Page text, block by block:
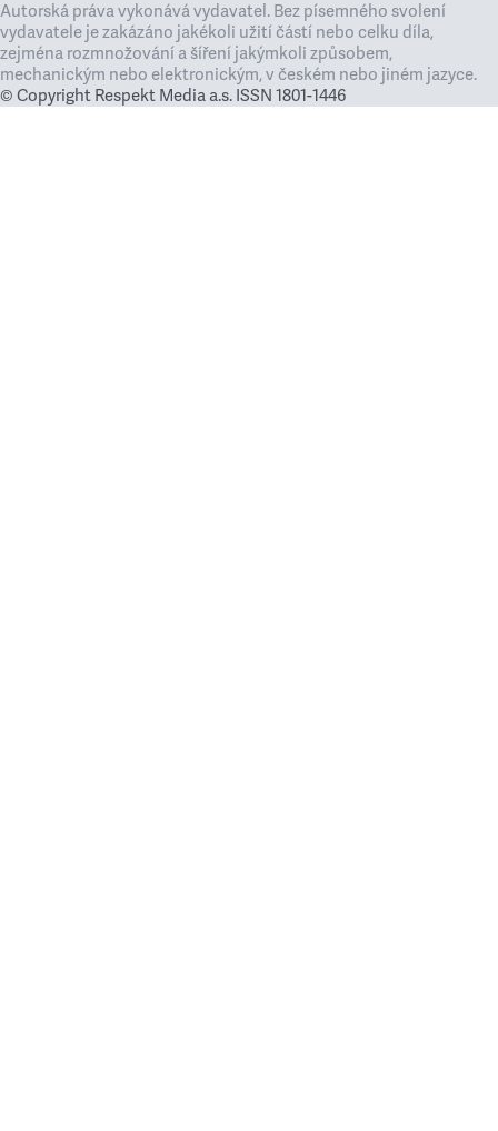
Autorská práva vykonává vydavatel. Bez písemného svolení
vydavatele je zakázáno jakékoli užití částí nebo celku díla,
zejména rozmnožování a šíření jakýmkoli způsobem,
mechanickým nebo elektronickým, v českém nebo jiném jazyce.
© Copyright Respekt Media a.s. ISSN 1801-1446